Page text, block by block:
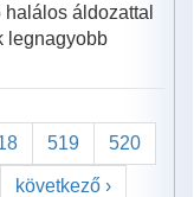
áldozattal
legnagyobb
519 520
következő ›